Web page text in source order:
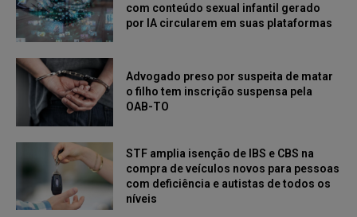
com conteúdo sexual infantil gerado
por IA circularem em suas plataformas
Advogado preso por suspeita de matar
o filho tem inscrição suspensa pela
OAB-TO
STF amplia isenção de IBS e CBS na
compra de veículos novos para pessoas
com deficiência e autistas de todos os
níveis